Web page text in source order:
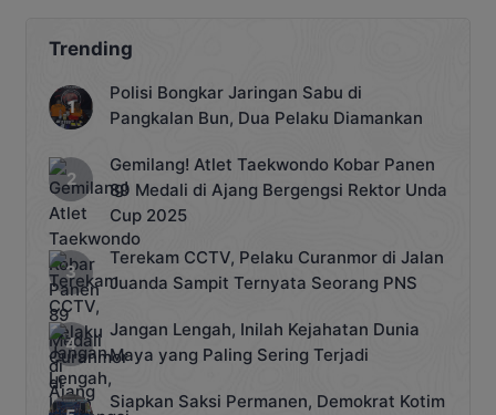
Trending
Polisi Bongkar Jaringan Sabu di
Pangkalan Bun, Dua Pelaku Diamankan
Gemilang! Atlet Taekwondo Kobar Panen
89 Medali di Ajang Bergengsi Rektor Unda
Cup 2025
Terekam CCTV, Pelaku Curanmor di Jalan
Juanda Sampit Ternyata Seorang PNS
Jangan Lengah, Inilah Kejahatan Dunia
Maya yang Paling Sering Terjadi
Siapkan Saksi Permanen, Demokrat Kotim